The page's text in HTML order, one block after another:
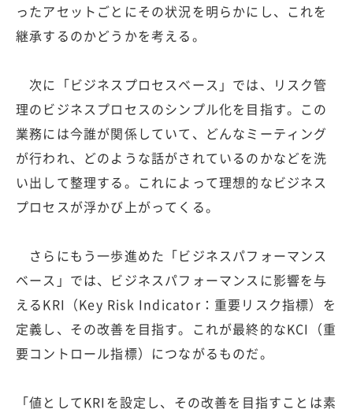
ったアセットごとにその状況を明らかにし、これを
継承するのかどうかを考える。
次に「ビジネスプロセスベース」では、リスク管
理のビジネスプロセスのシンプル化を目指す。この
業務には今誰が関係していて、どんなミーティング
が行われ、どのような話がされているのかなどを洗
い出して整理する。これによって理想的なビジネス
プロセスが浮かび上がってくる。
さらにもう一歩進めた「ビジネスパフォーマンス
ベース」では、ビジネスパフォーマンスに影響を与
えるKRI（Key Risk Indicator：重要リスク指標）を
定義し、その改善を目指す。これが最終的なKCI（重
要コントロール指標）につながるものだ。
「値としてKRIを設定し、その改善を目指すことは素